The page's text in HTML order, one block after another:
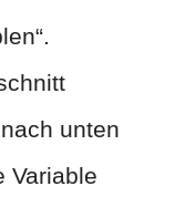
unten
Variable